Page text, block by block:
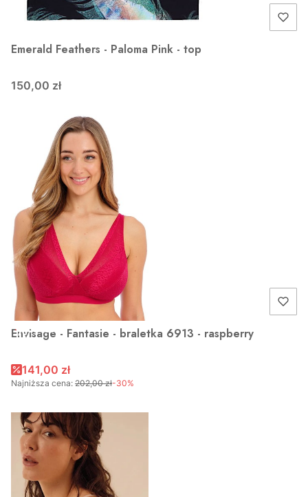
Emerald Feathers - Paloma Pink - top
150,00 zł
OKAZJA
Envisage - Fantasie - braletka 6913 - raspberry
141,00 zł
Najniższa cena: 202,00 zł-30%